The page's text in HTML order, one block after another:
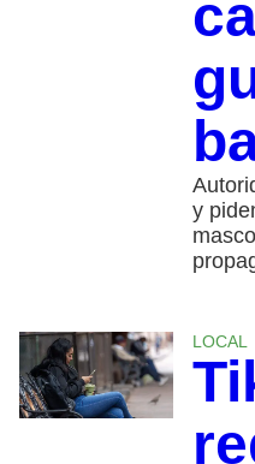
y
LOCAL